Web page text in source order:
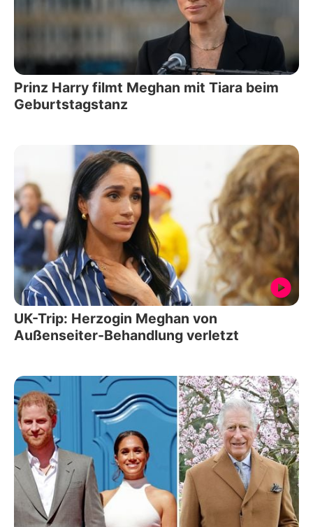
Prinz Harry filmt Meghan mit Tiara beim
Geburtstagstanz
UK-Trip: Herzogin Meghan von
Außenseiter-Behandlung verletzt